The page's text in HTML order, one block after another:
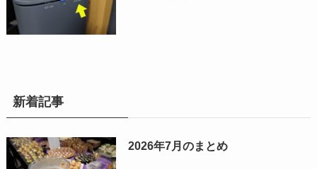
新着記事
2026年7月のまとめ